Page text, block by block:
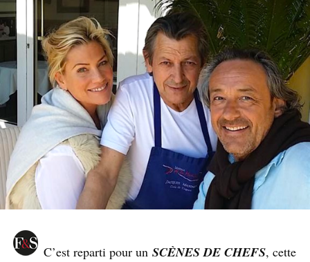
C’est reparti pour un SCÈNES DE CHEFS, cette